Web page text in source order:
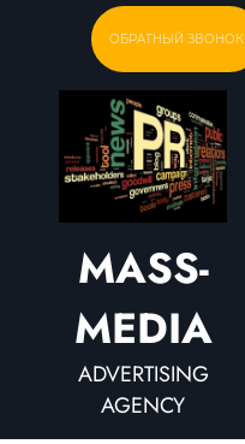
ОБРАТНЫЙ ЗВОНОК
MASS-
MEDIA
ADVERTISING
AGENCY